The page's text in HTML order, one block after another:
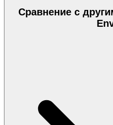
Сравнение с